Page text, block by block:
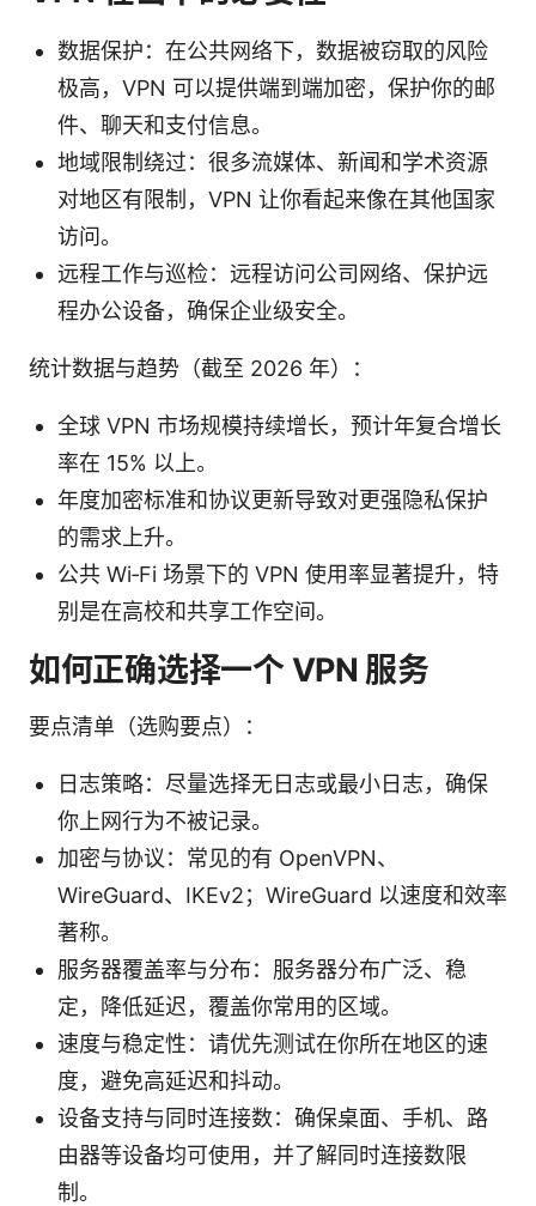
数据保护：在公共网络下，数据被窃取的风险
极高，VPN 可以提供端到端加密，保护你的邮
件、聊天和支付信息。
地域限制绕过：很多流媒体、新闻和学术资源
对地区有限制，VPN 让你看起来像在其他国家
访问。
远程工作与巡检：远程访问公司网络、保护远
程办公设备，确保企业级安全。
统计数据与趋势（截至 2026 年）：
全球 VPN 市场规模持续增长，预计年复合增长
率在 15% 以上。
年度加密标准和协议更新导致对更强隐私保护
的需求上升。
公共 Wi‑Fi 场景下的 VPN 使用率显著提升，特
别是在高校和共享工作空间。
如何正确选择一个 VPN 服务
要点清单（选购要点）：
日志策略：尽量选择无日志或最小日志，确保
你上网行为不被记录。
加密与协议：常见的有 OpenVPN、
WireGuard、IKEv2；WireGuard 以速度和效率
著称。
服务器覆盖率与分布：服务器分布广泛、稳
定，降低延迟，覆盖你常用的区域。
速度与稳定性：请优先测试在你所在地区的速
度，避免高延迟和抖动。
设备支持与同时连接数：确保桌面、手机、路
由器等设备均可使用，并了解同时连接数限
制。